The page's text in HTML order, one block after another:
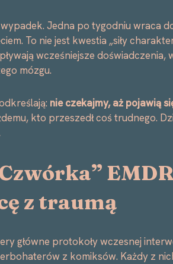
Jedna po tygodniu wraca
To nie jest kwestia „siły
wcześniejsze
mózgu.
nie czekajmy, aż pojawią
kto przeszedł coś trudnego.
z traumą
główne protokoły wczesnej
z komiksów. Każdy z